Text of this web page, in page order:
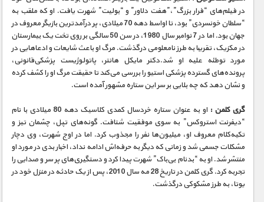
در فیلم‌های “فرار بزرگ”،”هفت دلاور” و “بولیت” شهرت یافت. او که ملقب به
“سلطان خونسردی” بود، تا اواسط دهه 70 میلادی، پر درآمدترین بازیگر معروف در
جهان بود. اما در 7 نوامبر سال 1980، در سن 50 سالگی بر روی تخت یک بیمارستان
در مکزیک، تقریبا به طرز نامعلومی درگذشت. مرگ او باعث شایعات و ادعاهایی در
مورد توطئه علیه او شد.دکتر مایکل هانتر، پاتولوژیست پزشکی‌قانونی،
پرونده‌های گسترده پزشکی استیو را بررسی می‌کند تا حقیقت مرگ او را کشف کرده
و نشان دهد که چه بلایی بر سر این ستاره مشهور آمده است.
گری کلمن :
او به عنوان ستاره خردسال کمدی کلاسیک دهه 80 میلادی با نام
“دیفرنت استروکس” به سوی موفقیت شتافت. گونه‌های تپل، چشمان تیز و
تکیه‌کلام معروف او، میلیون‌ها نفر را مجذوب کرد. اما در اوج شهرت، وی دچار
مشکلات جسمی شد و زمانی که دیگر به حرفه‌اش ادامه نداد، اخبار بدی در مورد او
منتشر شد. او به “بدنام بی‌باک” شهرت پیدا کرد و دستگیری‌های پر سر و صدایی را
تجربه کرد. گری کلمن در تاریخ 28 مه سال 2010، پس از یک حادثه در منزل خود در
یوتا، به طرز مشکوکی درگذشت.